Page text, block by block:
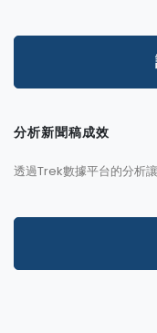
分析新聞稿成效
透過Trek數據平台的分析